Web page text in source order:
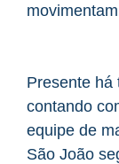
Presente há
contando
equipe de
São João